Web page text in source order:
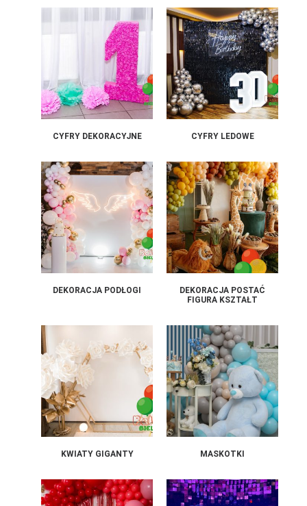
CYFRY DEKORACYJNE CYFRY LEDOWE
DEKORACJA PODŁOGI
DEKORACJA POSTAĆ
FIGURA KSZTAŁT
KWIATY GIGANTY MASKOTKI